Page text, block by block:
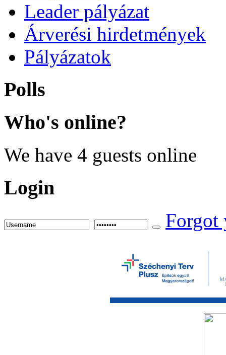
Leader pályázat
Árverési hirdetmények
Pályázatok
Polls
Who's online?
We have 4 guests online
Login
Forgot